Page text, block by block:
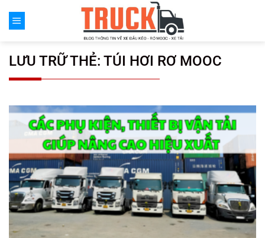
đến
LƯU TRỮ THẺ: TÚI HƠI RƠ MOOC